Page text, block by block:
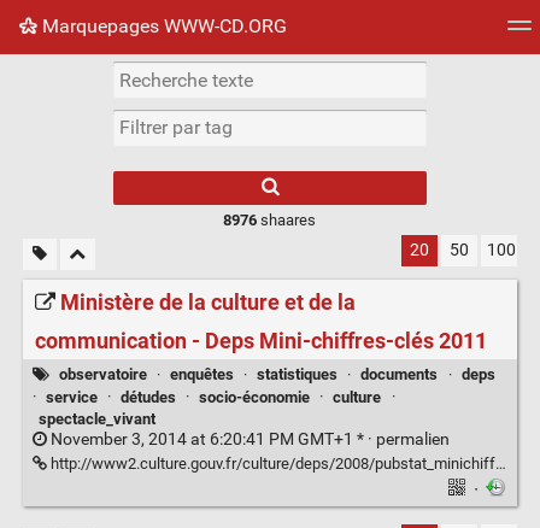
Marquepages WWW-CD.ORG
Nuage de tags Mur d'images
8976 shaares
20 50 100
Ministère de la culture et de la
communication - Deps Mini-chiffres-clés 2011
observatoire · enquêtes · statistiques · documents · deps
· service · détudes · socio-économie · culture
·
spectacle_vivant
November 3, 2014 at 6:20:41 PM GMT+1 * · permalien
http://www2.culture.gouv.fr/culture/deps/2008/pubstat_minichiffcles.html
·